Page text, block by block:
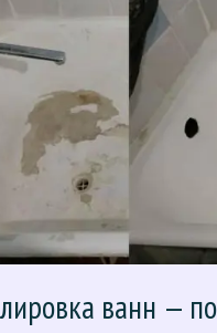
ванн —